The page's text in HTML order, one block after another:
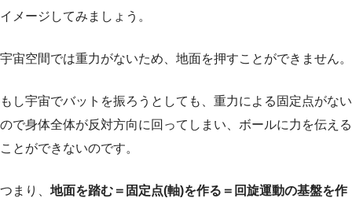
イメージしてみましょう。
宇宙空間では重力がないため、地面を押すことができません。
もし宇宙でバットを振ろうとしても、重力による固定点がない
ので身体全体が反対方向に回ってしまい、ボールに力を伝える
ことができないのです。
つまり、 地面を踏む＝固定点(軸)を作る＝回旋運動の基盤を作